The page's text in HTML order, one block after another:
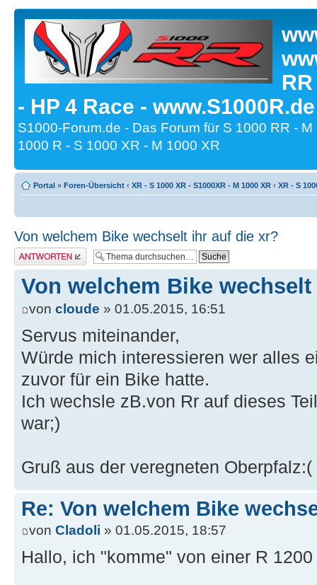
- HP 4 Race -
S1000-Forum.de - Das Forum für S 1000 RR -
1000 R - S 1000 XR - M 1000 XR
Portal » Foren-Übersicht ‹ XR - S 1000 XR - S1000XR - M 1000 XR ‹ XR - S
Von welchem Bike wechselt ihr auf die xr?
Antwort erstellen
Von welchem Bike
von cloude » 01.05.2015, 16:51
Servus miteinander,
Würde mich interessieren wer alles
zuvor für ein Bike hatte.
Ich wechsle zB.von Rr auf dieses
war;)
Gruß aus der veregneten Oberpfalz:(
Re: Von welchem Bike
von Cladoli » 01.05.2015, 18:57
Hallo, ich "komme" von einer R